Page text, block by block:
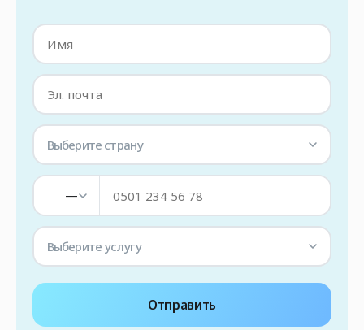
Выберите страну
—
Выберите услугу
Отправить